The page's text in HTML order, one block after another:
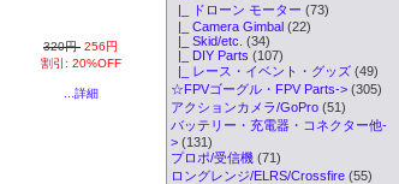
320円 256円
割引: 20%OFF
...詳細
|_ ドローン モーター (73)
|_ Camera Gimbal(22)
|_ Skid/etc. (34)
|_ DIY Parts (107)
|_ レース・イベント・グッズ(49)
☆FPVゴーグル・FPV Parts->(305)
アクションカメラ/GoPro(51)
バッテリー・充電器・コネクター他-
>(131)
プロポ/受信機(71)
ロングレンジ/ELRS/Crossfire(55)